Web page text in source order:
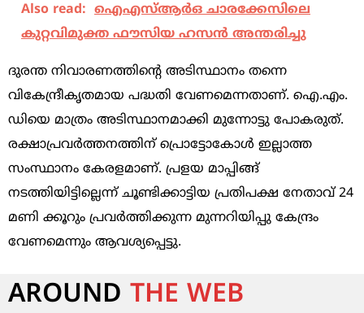
Also read: ഐഎസ്ആര്‍ഒ ചാരക്കേസിലെ
കുറ്റവിമുക്ത ഫൗസിയ ഹസന്‍ അന്തരിച്ചു
ദുരന്ത നിവാരണത്തിന്റെ അടിസ്ഥാനം തന്നെ
വികേന്ദ്രീകൃതമായ പദ്ധതി വേണമെന്നതാണ്. ഐ.എം.
ഡിയെ മാത്രം അടിസ്ഥാനമാക്കി മുന്നോട്ടു പോകരുത്.
രക്ഷാപ്രവര്‍ത്തനത്തിന് പ്രൊട്ടോകോള്‍ ഇല്ലാത്ത
സംസ്ഥാനം കേരളമാണ്. പ്രളയ മാപ്പിങ്ങ്
നടത്തിയിട്ടില്ലെന്ന് ചൂണ്ടിക്കാട്ടിയ പ്രതിപക്ഷ നേതാവ് 24
മണി ക്കൂറും പ്രവര്‍ത്തിക്കുന്ന മുന്നറിയിപ്പു കേന്ദ്രം
വേണമെന്നും ആവശ്യപ്പെട്ടു.
AROUND THE WEB